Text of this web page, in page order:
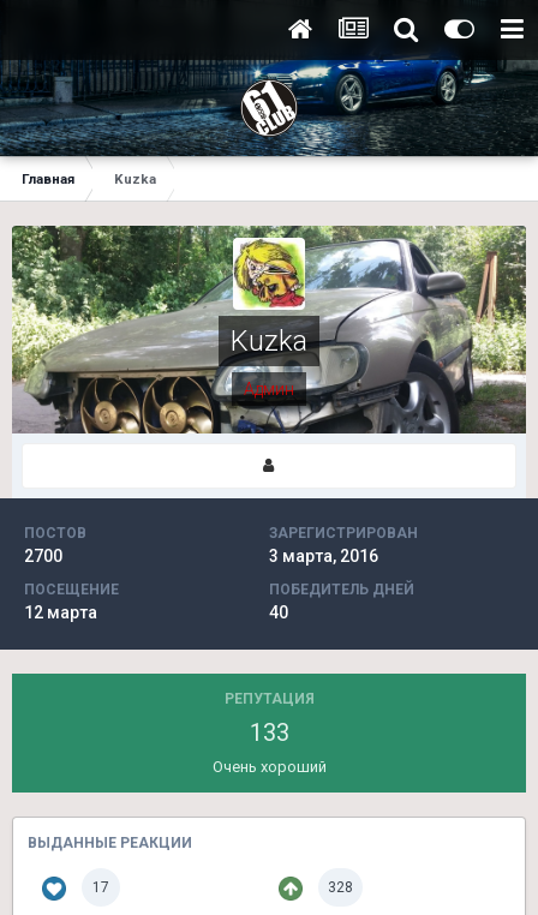
Главная Kuzka
Kuzka
Админ
ПОСТОВ
2700
ЗАРЕГИСТРИРОВАН
3 марта, 2016
ПОСЕЩЕНИЕ
12 марта
ПОБЕДИТЕЛЬ ДНЕЙ
40
РЕПУТАЦИЯ
133
Очень хороший
ВЫДАННЫЕ РЕАКЦИИ
17 328